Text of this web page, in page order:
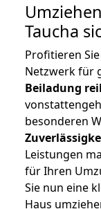
Taucha
Profitieren
Netzwerk für
Beiladung
besonderen
Leistungen
für Ihren
Sie nun eine
Haus